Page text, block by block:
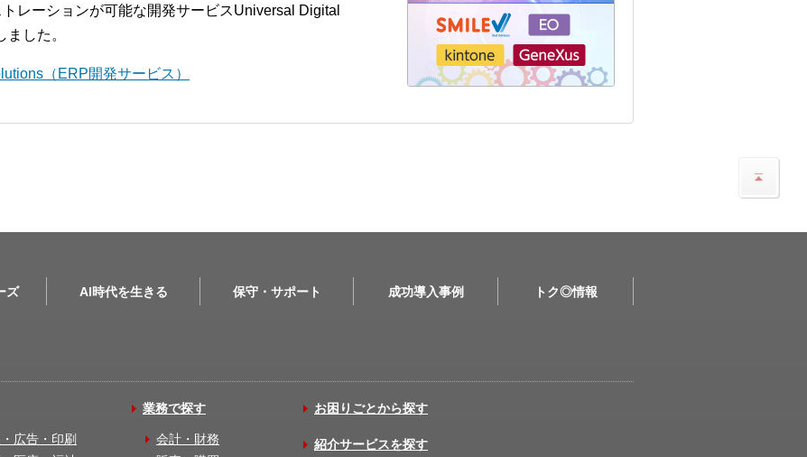
レーションが可能な開発サービスUniversal Digital
した。
（ERP開発サービス）
ズ AI時代を生きる 保守・サポート 成功導入事例 トク◎情報
広告・印刷
業務で探す
会計・財務
お困りごとから探す
紹介サービスを探す